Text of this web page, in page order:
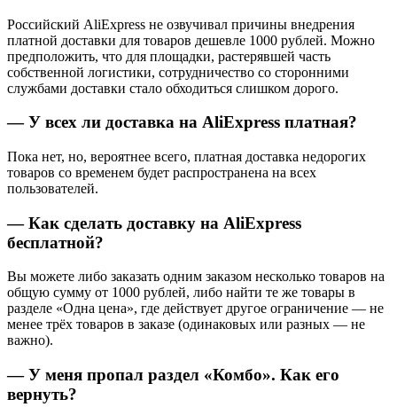
Российский AliExpress не озвучивал причины внедрения
платной доставки для товаров дешевле 1000 рублей. Можно
предположить, что для площадки, растерявшей часть
собственной логистики, сотрудничество со сторонними
службами доставки стало обходиться слишком дорого.
— У всех ли доставка на AliExpress платная?
Пока нет, но, вероятнее всего, платная доставка недорогих
товаров со временем будет распространена на всех
пользователей.
— Как сделать доставку на AliExpress
бесплатной?
Вы можете либо заказать одним заказом несколько товаров на
общую сумму от 1000 рублей, либо найти те же товары в
разделе «Одна цена», где действует другое ограничение — не
менее трёх товаров в заказе (одинаковых или разных — не
важно).
— У меня пропал раздел «Комбо». Как его
вернуть?